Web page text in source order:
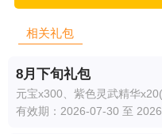
相关礼包
8月下旬礼包
元宝x300、紫色灵武精华
有效期：2026-07-30 至